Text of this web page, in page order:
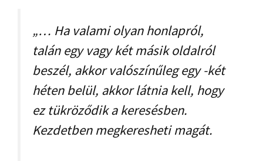
„… Ha valami olyan honlapról,
talán egy vagy két másik oldalról
beszél, akkor valószínűleg egy -két
héten belül, akkor látnia kell, hogy
ez tükröződik a keresésben.
Kezdetben megkeresheti magát.